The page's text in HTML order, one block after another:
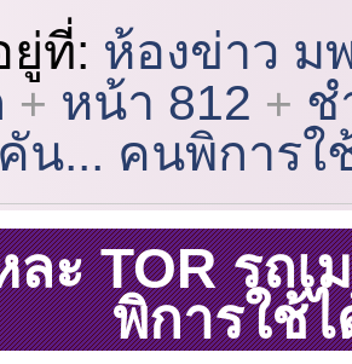
ที่: ห้องข่าว ม
หน้า 812
ช
น... คนพิการ
ะ TOR รถเ
พิการใช้